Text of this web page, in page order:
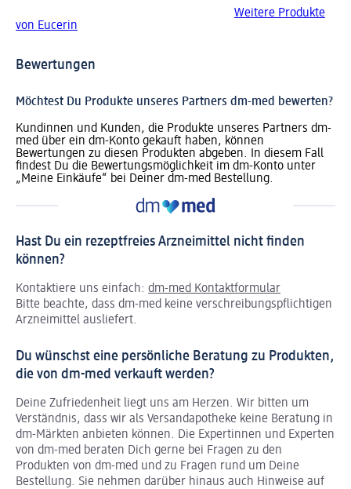
Weitere Produkte
von Eucerin
Bewertungen
Möchtest Du Produkte unseres Partners dm-med bewerten?
Kundinnen und Kunden, die Produkte unseres Partners dm-
med über ein dm-Konto gekauft haben, können
Bewertungen zu diesen Produkten abgeben. In diesem Fall
findest Du die Bewertungsmöglichkeit im dm-Konto unter
„Meine Einkäufe“ bei Deiner dm-med Bestellung.
Hast Du ein rezeptfreies Arzneimittel nicht finden
können?
Kontaktiere uns einfach: dm-med Kontaktformular
Bitte beachte, dass dm-med keine verschreibungspflichtigen
Arzneimittel ausliefert.
Du wünschst eine persönliche Beratung zu Produkten,
die von dm-med verkauft werden?
Deine Zufriedenheit liegt uns am Herzen. Wir bitten um
Verständnis, dass wir als Versandapotheke keine Beratung in
dm-Märkten anbieten können. Die Expertinnen und Experten
von dm-med beraten Dich gerne bei Fragen zu den
Produkten von dm-med und zu Fragen rund um Deine
Bestellung. Sie nehmen darüber hinaus auch Hinweise auf